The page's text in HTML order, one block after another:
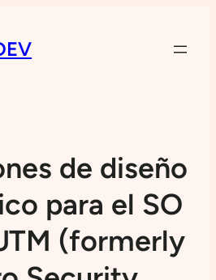
de diseño
para el SO
(formerly